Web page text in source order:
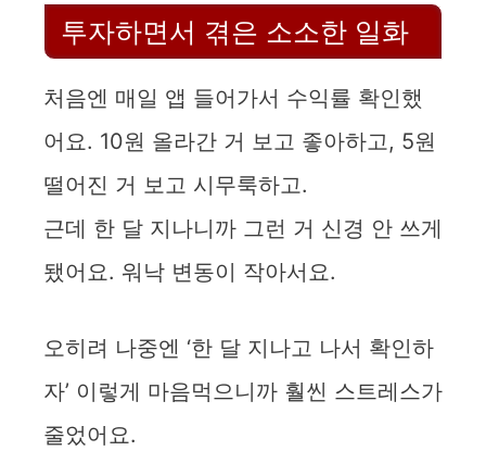
투자하면서 겪은 소소한 일화
처음엔 매일 앱 들어가서 수익률 확인했
어요. 10원 올라간 거 보고 좋아하고, 5원
떨어진 거 보고 시무룩하고.
근데 한 달 지나니까 그런 거 신경 안 쓰게
됐어요. 워낙 변동이 작아서요.
오히려 나중엔 ‘한 달 지나고 나서 확인하
자’ 이렇게 마음먹으니까 훨씬 스트레스가
줄었어요.